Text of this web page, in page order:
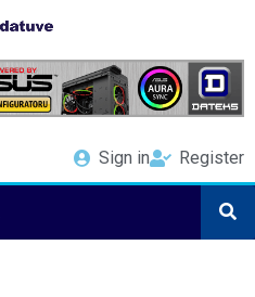
Sign in Register